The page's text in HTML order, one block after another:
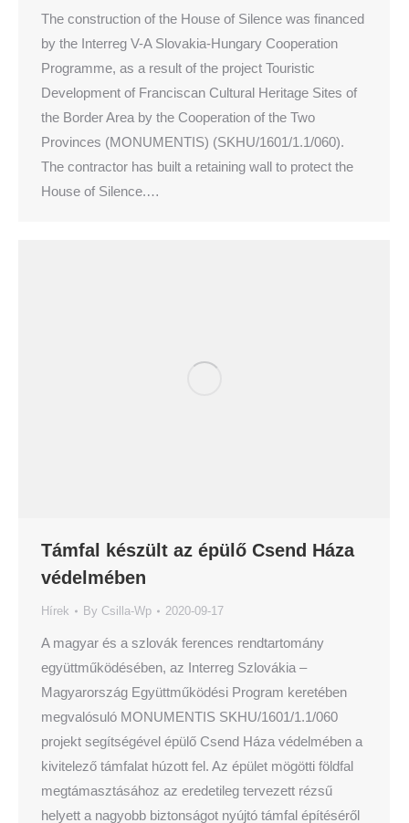
The construction of the House of Silence was financed
by the Interreg V-A Slovakia-Hungary Cooperation
Programme, as a result of the project Touristic
Development of Franciscan Cultural Heritage Sites of
the Border Area by the Cooperation of the Two
Provinces (MONUMENTIS) (SKHU/1601/1.1/060).
The contractor has built a retaining wall to protect the
House of Silence.…
Támfal készült az épülő Csend Háza
védelmében
Hírek By Csilla-Wp 2020-09-17
A magyar és a szlovák ferences rendtartomány
együttműködésében, az Interreg Szlovákia –
Magyarország Együttműködési Program keretében
megvalósuló MONUMENTIS SKHU/1601/1.1/060
projekt segítségével épülő Csend Háza védelmében a
kivitelező támfalat húzott fel. Az épület mögötti földfal
megtámasztásához az eredetileg tervezett rézsű
helyett a nagyobb biztonságot nyújtó támfal építéséről